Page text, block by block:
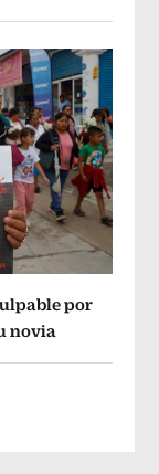
por
novia